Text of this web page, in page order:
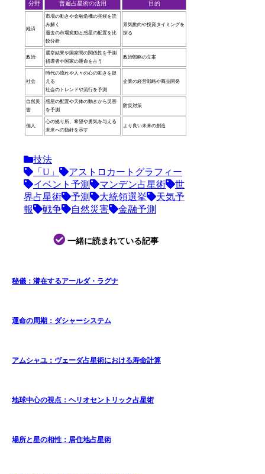
分野 普遍占星術の活用 目的
経済
市場の動きや金融危機の兆候を読
み解く
過去の市場変動と惑星の配置を比
較分析
景気動向や投資タイミングを
探る
政治
選挙結果や国家間の関係性を予測
指導者や国家の運命を占う
政治戦略の立案
社会
時代の流れや人々の心の動きを捉
える
社会のトレンドや流行を予測
企業の経営戦略や商品開発
自然災
害
惑星の配置や天体の動きから災害
を予測
防災対策
個人
心の拠り所、希望や勇気を与える
未来への指針を示す
より良い未来の創造
技法
「U」
アストロカートグラフィー
イベント予測
マンデン占星術
世
界占星術
予測 大統領選挙
天気予
報
戦争 自然災害 金融予測
一緒に読まれている記事
秘儀：潜在するアールダ・ラグナ
運命の周期：ダシャーシステム
アムシャユ：ヴェーダ占星術における寿命計算
地球中心の視点：ヘリオセントリック占星術
場所と星の相性：居住地占星術